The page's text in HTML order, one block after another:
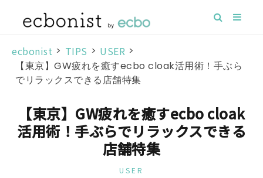
ecbonist > TIPS > USER >
【東京】GW疲れを癒すecbo cloak活用術！手ぶら
でリラックスできる店舗特集
【東京】GW疲れを癒すecbo cloak
活用術！手ぶらでリラックスできる
店舗特集
USER